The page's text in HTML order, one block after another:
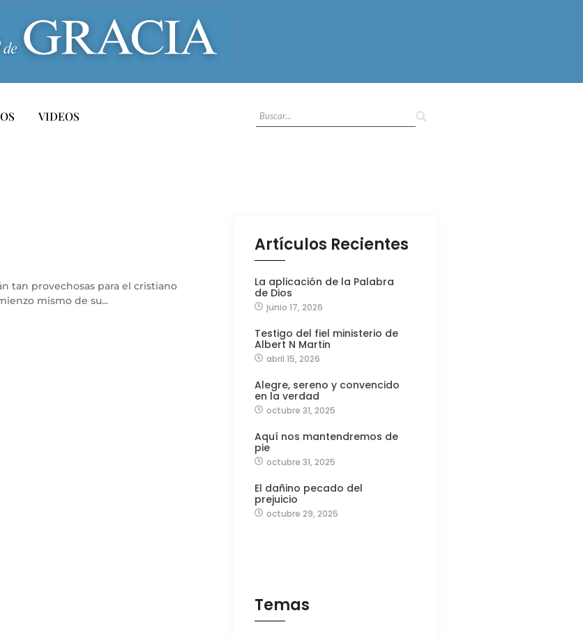
VIDEOS
tan provechosas para el cristiano
mismo de su...
Artículos Recientes
La aplicación de la Palabra
de Dios
junio 17, 2026
Testigo del fiel ministerio de
Albert N Martin
abril 15, 2026
Alegre, sereno y convencido
en la verdad
octubre 31, 2025
Aquí nos mantendremos de
pie
octubre 31, 2025
El dañino pecado del
prejuicio
octubre 29, 2025
Temas